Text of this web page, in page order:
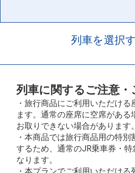
踊り子10号
16:29 17:48 普通
踊り子64号
17:28 18:49 普通車
列車を選択
列車に関するご注意・
・旅行商品にご利用いただける
ます。通常の座席に空席がある
お取りできない場合があります。
・本商品では旅行商品用の特
するため、通常のJR乗車券・
なります。
・本プランでご利用いただけ